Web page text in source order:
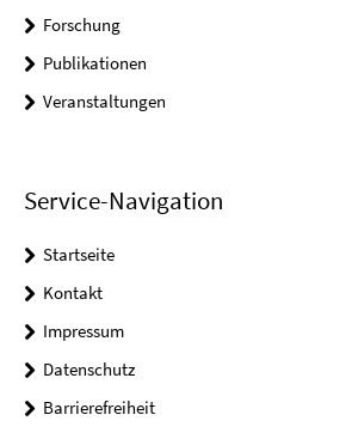
Forschung
Publikationen
Veranstaltungen
Service-Navigation
Startseite
Kontakt
Impressum
Datenschutz
Barrierefreiheit